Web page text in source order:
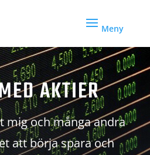
AKTIER
mig och många andra
att börja spara och